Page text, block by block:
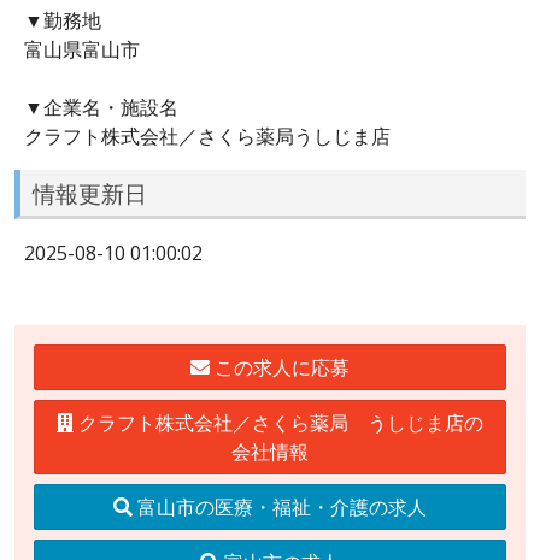
▼勤務地
富山県富山市
▼企業名・施設名
クラフト株式会社／さくら薬局うしじま店
情報更新日
2025-08-10 01:00:02
この求人に応募
クラフト株式会社／さくら薬局 うしじま店の
会社情報
富山市の医療・福祉・介護の求人